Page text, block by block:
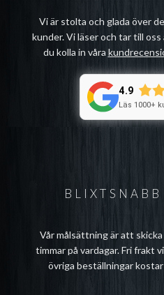
BLIXTSNABB
Vår målsättning är att
timmar på vardagar. Fri frakt
övriga beställningar
Vi är stolta och glada över
kunder. Vi läser och tar till oss
du kolla in våra
4.9
Läs 1000+